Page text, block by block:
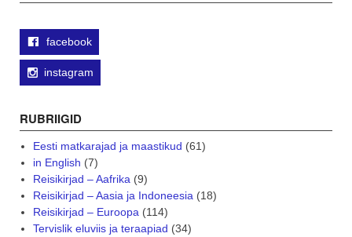
facebook
instagram
RUBRIIGID
Eesti matkarajad ja maastikud (61)
in English (7)
Reisikirjad – Aafrika (9)
Reisikirjad – Aasia ja Indoneesia (18)
Reisikirjad – Euroopa (114)
Tervislik eluviis ja teraapiad (34)